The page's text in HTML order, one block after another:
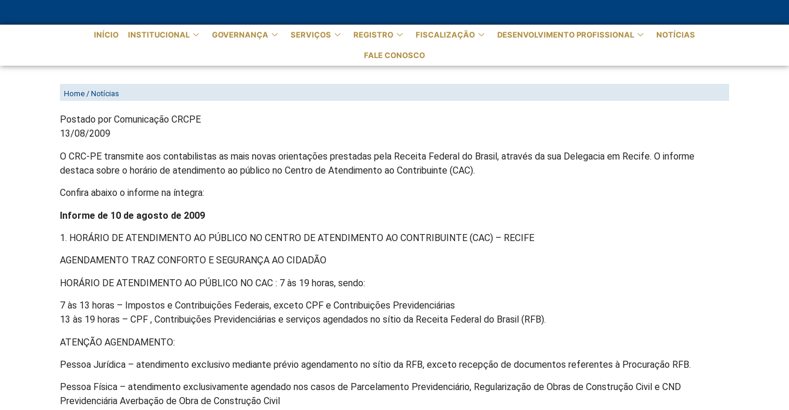
INÍCIO INSTITUCIONAL GOVERNANÇA SERVIÇOS REGISTRO FISCALIZAÇÃO DESENVOLVIMENTO PROFISSIONAL NOTÍCIAS
FALE CONOSCO
RECEITA INFORMA HORÁRIO DE ATENDIMENTO AO PÚBLICO NO CAC
Home / Notícias
Postado por Comunicação CRCPE
13/08/2009
O CRC-PE transmite aos contabilistas as mais novas orientações prestadas pela Receita Federal do Brasil, através da sua Delegacia em Recife. O informe
destaca sobre o horário de atendimento ao público no Centro de Atendimento ao Contribuinte (CAC).
Confira abaixo o informe na íntegra:
Informe de 10 de agosto de 2009
1. HORÁRIO DE ATENDIMENTO AO PÚBLICO NO CENTRO DE ATENDIMENTO AO CONTRIBUINTE (CAC) – RECIFE
AGENDAMENTO TRAZ CONFORTO E SEGURANÇA AO CIDADÃO
HORÁRIO DE ATENDIMENTO AO PÚBLICO NO CAC : 7 às 19 horas, sendo:
7 às 13 horas – Impostos e Contribuições Federais, exceto CPF e Contribuições Previdenciárias
13 às 19 horas – CPF , Contribuições Previdenciárias e serviços agendados no sítio da Receita Federal do Brasil (RFB).
ATENÇÃO AGENDAMENTO:
Pessoa Jurídica – atendimento exclusivo mediante prévio agendamento no sítio da RFB, exceto recepção de documentos referentes à Procuração RFB.
Pessoa Física – atendimento exclusivamente agendado nos casos de Parcelamento Previdenciário, Regularização de Obras de Construção Civil e CND
Previdenciária Averbação de Obra de Construção Civil